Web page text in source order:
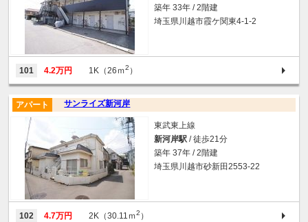
築年 33年 / 2階建
埼玉県川越市霞ケ関東4-1-2
101 4.2万円 1K（26ｍ2 ）
サンライズ新河岸
アパート
東武東上線
新河岸駅 / 徒歩21分
築年 37年 / 2階建
埼玉県川越市砂新田2553-22
102 4.7万円 2K（30.11ｍ2 ）